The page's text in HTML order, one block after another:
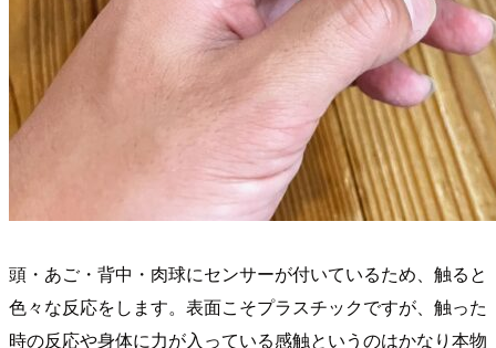
頭・あご・背中・肉球にセンサーが付いているため、触ると
色々な反応をします。表面こそプラスチックですが、触った
時の反応や身体に力が入っている感触というのはかなり本物